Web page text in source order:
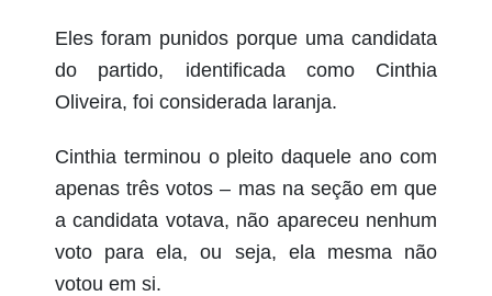
Eles foram punidos porque uma candidata
do partido, identificada como Cinthia
Oliveira, foi considerada laranja.
Cinthia terminou o pleito daquele ano com
apenas três votos – mas na seção em que
a candidata votava, não apareceu nenhum
voto para ela, ou seja, ela mesma não
votou em si.